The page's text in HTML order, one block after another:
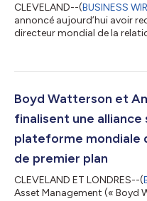
CLEVELAND--(BUSINESS
annoncé aujourd’hui avoir
directeur mondial de la
plateforme mondiale de
relation client et les efforts
Europe et da...
Boyd Watterson et
finalisent une
plateforme mondiale
de premier plan
CLEVELAND ET LONDRES--(
Asset Management (« Boyd